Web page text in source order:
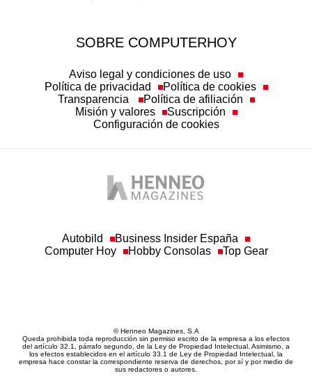
SOBRE COMPUTERHOY
Aviso legal y condiciones de uso
Política de privacidad
Política de cookies
Transparencia
Política de afiliación
Misión y valores
Suscripción
Configuración de cookies
Autobild
Business Insider España
Computer Hoy
Hobby Consolas Top Gear
© Henneo Magazines, S.A
Queda prohibida toda reproducción sin permiso escrito de la empresa a los efectos
del artículo 32.1, párrafo segundo, de la Ley de Propiedad Intelectual. Asimismo, a
los efectos establecidos en el artículo 33.1 de Ley de Propiedad Intelectual, la
empresa hace constar la correspondiente reserva de derechos, por sí y por medio de
sus redactores o autores.